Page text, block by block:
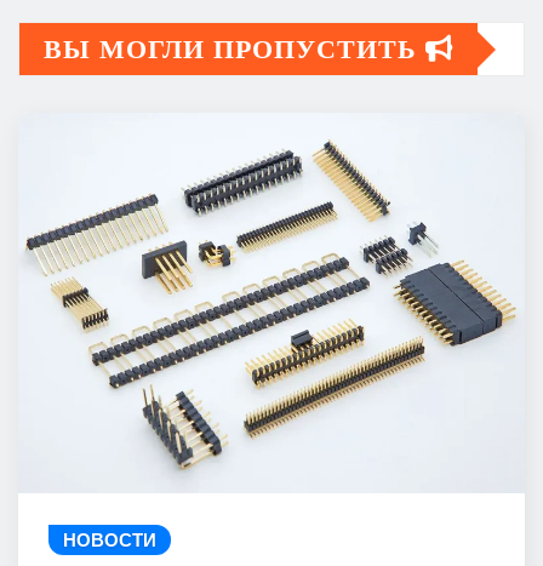
ВЫ МОГЛИ ПРОПУСТИТЬ
НОВОСТИ